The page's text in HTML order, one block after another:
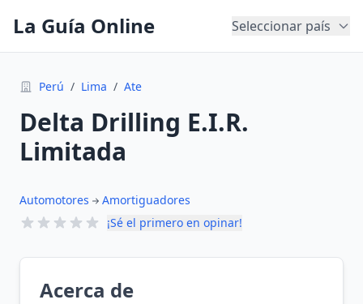
La Guía Online Seleccionar país
Perú / Lima / Ate
Delta Drilling E.I.R.
Limitada
Automotores
Amortiguadores
¡Sé el primero en opinar!
Acerca de